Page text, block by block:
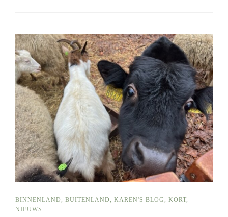
BINNENLAND, BUITENLAND, KAREN'S BLOG, KORT,
NIEUWS